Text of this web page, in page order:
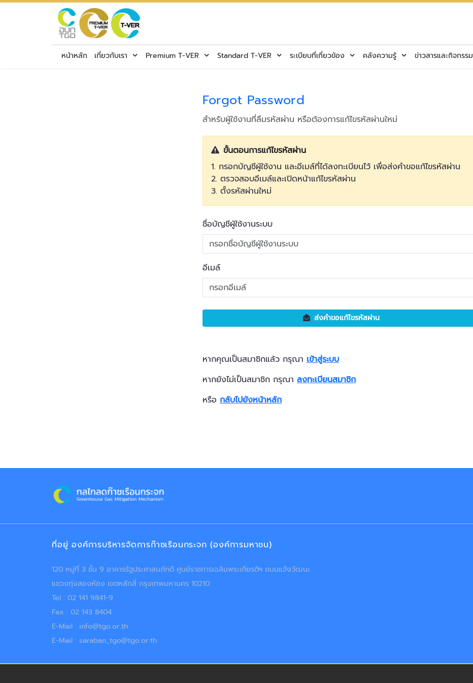
หน้าหลัก เกี่ยวกับเรา Premium T-VER Standard T-VER ระเบียบที่เกี่ยวข้อง คลังความรู้ ข่าวสารและกิจกรรม
Forgot Password
สำหรับผู้ใช้งานที่ลืมรหัสผ่าน หรือต้องการแก้ไขรหัสผ่านใหม่
ขั้นตอนการแก้ไขรหัสผ่าน
1. กรอกบัญชีผู้ใช้งาน และอีเมล์ที่ได้ลงทะเบียนไว้ เพื่อส่งคำขอแก้ไขรหัสผ่าน
2. ตรวจสอบอีเมล์และเปิดหน้าแก้ไขรหัสผ่าน
3. ตั้งรหัสผ่านใหม่
ชื่อบัญชีผู้ใช้งานระบบ
อีเมล์
ส่งคำขอแก้ไขรหัสผ่าน
หากคุณเป็นสมาชิกแล้ว กรุณา เข้าสู่ระบบ
หากยังไม่เป็นสมาชิก กรุณา ลงทะเบียนสมาชิก
หรือ กลับไปยังหน้าหลัก
ที่อยู่ องค์การบริหารจัดการก๊าซเรือนกระจก (องค์การมหาชน)
120 หมู่ที่ 3 ชั้น 9 อาคารรัฐประศาสนภักดี ศูนย์ราชการเฉลิมพระเกียรติฯ ถนนแจ้งวัฒนะ
แขวงทุ่งสองห้อง เขตหลักสี่ กรุงเทพมหานคร 10210
Tel : 02 141 9841-9
Fax : 02 143 8404
E-Mail : info@tgo.or.th
E-Mail : saraban_tgo@tgo.or.th